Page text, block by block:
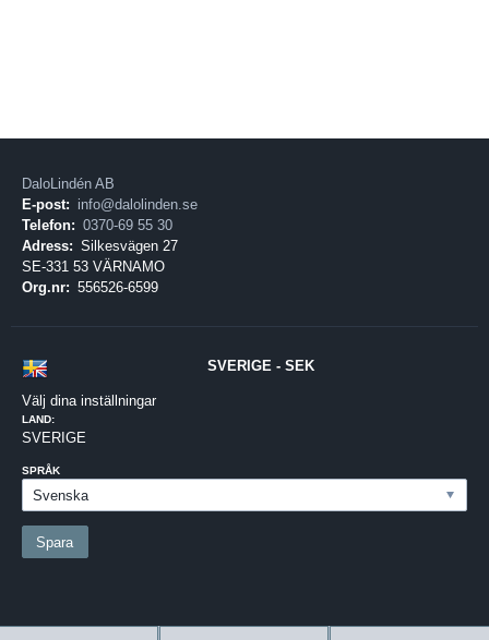
DaloLindén AB
E-post: info@dalolinden.se
Telefon: 0370-69 55 30
Adress: Silkesvägen 27
SE-331 53 VÄRNAMO
Org.nr: 556526-6599
SVERIGE - SEK
Välj dina inställningar
LAND:
SVERIGE
SPRÅK